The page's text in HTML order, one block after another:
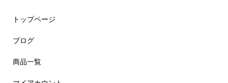
トップページ
ブログ
商品一覧